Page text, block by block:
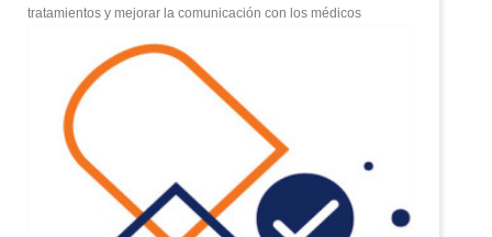
tratamientos y mejorar la comunicación con los médicos